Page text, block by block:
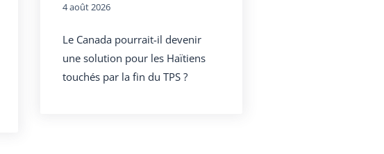
4 août 2026
Le Canada pourrait-il devenir
une solution pour les Haïtiens
touchés par la fin du TPS ?